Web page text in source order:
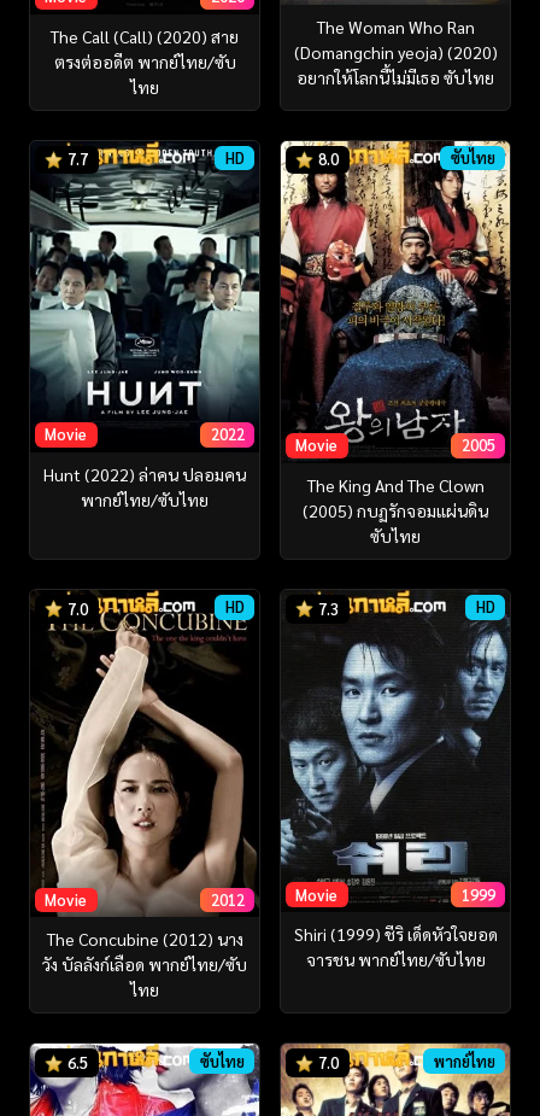
The Call (Call) (2020) สาย
ตรงต่ออดีต พากย์ไทย/ซับ
ไทย
The Woman Who Ran
(Domangchin yeoja) (2020)
อยากให้โลกนี้ไม่มีเธอ ซับไทย
7.7 HD
Movie 2022
Hunt (2022) ล่าคน ปลอมคน
พากย์ไทย/ซับไทย
8.0 ซับไทย
Movie 2005
The King And The Clown
(2005) กบฏรักจอมแผ่นดิน
ซับไทย
7.0 HD
Movie 2012
The Concubine (2012) นาง
วัง บัลลังก์เลือด พากย์ไทย/ซับ
ไทย
7.3 HD
Movie 1999
Shiri (1999) ชีริ เด็ดหัวใจยอด
จารชน พากย์ไทย/ซับไทย
6.5 ซับไทย 7.0 พากย์ไทย